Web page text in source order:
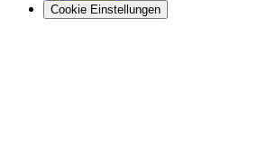
Cookie Einstellungen